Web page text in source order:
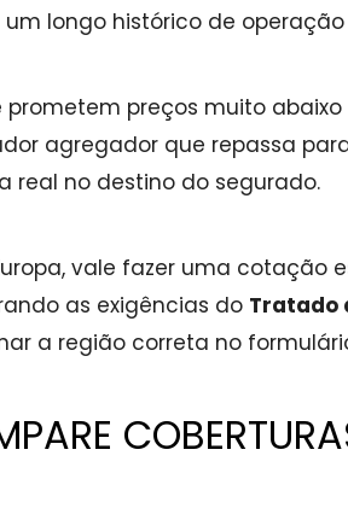
longo histórico de operação
preços muito
agregador que repassa
real no destino do segurado.
vale fazer uma cotação
as exigências do Tratado
a região correta no